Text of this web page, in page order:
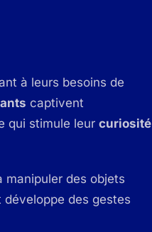
à leurs besoins de
captivent
qui stimule leur curiosité
manipuler des objets
développe des gestes